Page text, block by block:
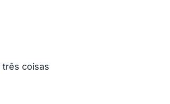
três coisas